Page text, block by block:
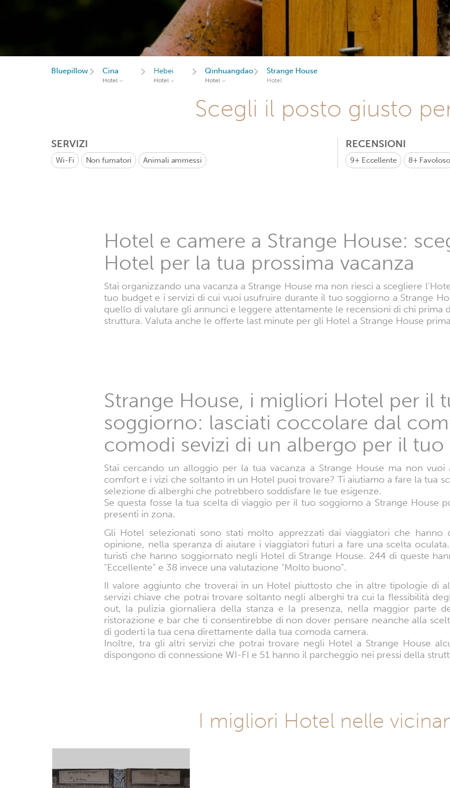
Bluepillow Cina
Hotel
Hebei
Hotel
Qinhuangdao
Hotel
Strange House
Hotel
Scegli il posto giusto
SERVIZI
Wi-Fi Non fumatori Animali ammessi
RECENSIONI
9+ Eccellente 8+ Favoloso
Hotel e camere a Strange House:
Hotel per la tua prossima vacanza
Stai organizzando una vacanza a Strange House ma non riesci a scegliere
tuo budget e i servizi di cui vuoi usufruire durante il tuo soggiorno a Strange
quello di valutare gli annunci e leggere attentamente le recensioni di chi prima
struttura. Valuta anche le offerte last minute per gli Hotel a Strange House
Strange House, i migliori Hotel per il
soggiorno: lasciati coccolare dal
comodi sevizi di un albergo per il
Stai cercando un alloggio per la tua vacanza a Strange House ma non vuoi
comfort e i vizi che soltanto in un Hotel puoi trovare? Ti aiutiamo a fare la tua
selezione di alberghi che potrebbero soddisfare le tue esigenze.
Se questa fosse la tua scelta di viaggio per il tuo soggiorno a Strange House
presenti in zona.
Gli Hotel selezionati sono stati molto apprezzati dai viaggiatori che
opinione, nella speranza di aiutare i viaggiatori futuri a fare una scelta
turisti che hanno soggiornato negli Hotel di Strange House. 244 di queste
"Eccellente" e 38 invece una valutazione "Molto buono".
Il valore aggiunto che troverai in un Hotel piuttosto che in altre tipologie di
servizi chiave che potrai trovare soltanto negli alberghi tra cui la flessibilità
out, la pulizia giornaliera della stanza e la presenza, nella maggior parte
ristorazione e bar che ti consentirebbe di non dover pensare neanche alla
di goderti la tua cena direttamente dalla tua comoda camera.
Inoltre, tra gli altri servizi che potrai trovare negli Hotel a Strange House
dispongono di connessione WI-FI e 51 hanno il parcheggio nei pressi della
I migliori Hotel nelle